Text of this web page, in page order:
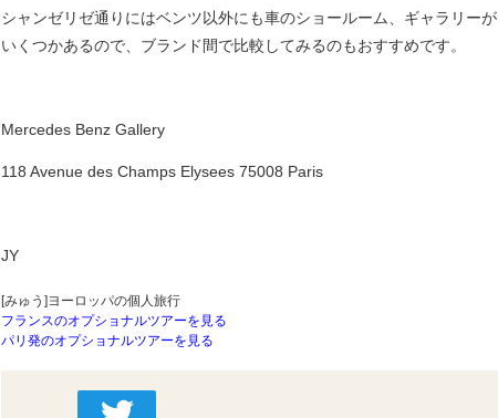
シャンゼリゼ通りにはベンツ以外にも車のショールーム、ギャラリーが
いくつかあるので、ブランド間で比較してみるのもおすすめです。
Mercedes Benz Gallery
118 Avenue des Champs Elysees 75008 Paris
JY
[みゅう]ヨーロッパの個人旅行
フランスのオプショナルツアーを見る
パリ発のオプショナルツアーを見る